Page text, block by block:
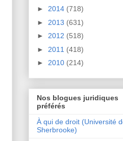
► 2014 (718)
► 2013 (631)
► 2012 (518)
► 2011 (418)
► 2010 (214)
Nos blogues juridiques
préférés
À qui de droit (Université
Sherbrooke)